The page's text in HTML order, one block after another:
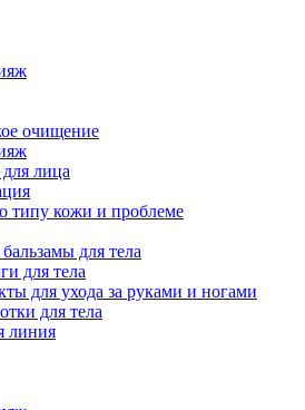
очищение
лица
типу кожи и проблеме
для тела
для тела
для ухода за руками и ногами
для тела
линия